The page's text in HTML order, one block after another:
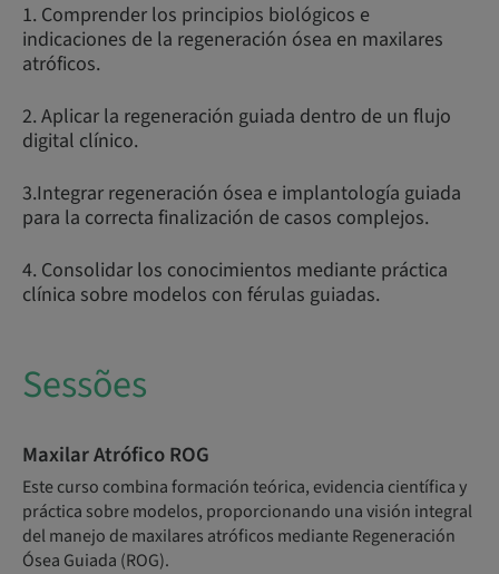
1. Comprender los principios biológicos e
indicaciones de la regeneración ósea en maxilares
atróficos.
2. Aplicar la regeneración guiada dentro de un flujo
digital clínico.
3.Integrar regeneración ósea e implantología guiada
para la correcta finalización de casos complejos.
4. Consolidar los conocimientos mediante práctica
clínica sobre modelos con férulas guiadas.
Sessões
Maxilar Atrófico ROG
Este curso combina formación teórica, evidencia científica y
práctica sobre modelos, proporcionando una visión integral
del manejo de maxilares atróficos mediante Regeneración
Ósea Guiada (ROG).